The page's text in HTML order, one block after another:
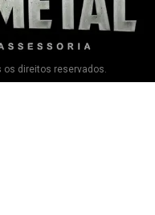
os direitos reservados.